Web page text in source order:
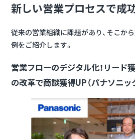
新しい営業プロセスで成
従来の営業組織に課題があり、そこか
例をご紹介します。
営業フローのデジタル化！リード
の改革で商談獲得UP（パナソニッ